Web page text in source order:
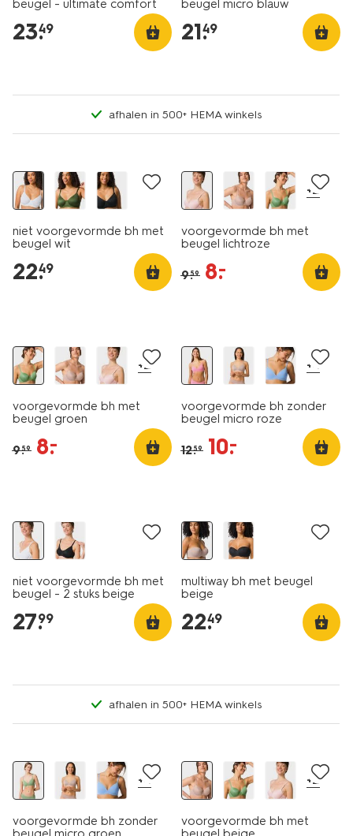
beugel - ultimate comfort
23.
49
beugel micro blauw
21.
49
afhalen in 500+ HEMA winkels
niet voorgevormde bh met
beugel wit
22.
49
+2
voorgevormde bh met
beugel lichtroze
9.59 8.
–
+2
voorgevormde bh met
beugel groen
9.59 8.
–
+4
voorgevormde bh zonder
beugel micro roze
12.59 10.
–
niet voorgevormde bh met
beugel - 2 stuks beige
27.
99
multiway bh met beugel
beige
22.
49
afhalen in 500+ HEMA winkels
+4
voorgevormde bh zonder
+2
voorgevormde bh met